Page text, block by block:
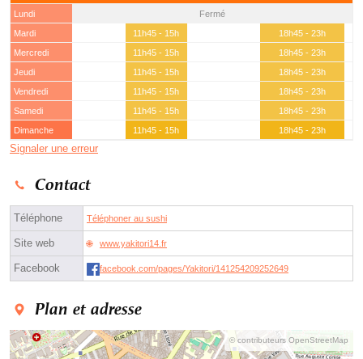
Lundi
Fermé
Mardi
11h45 - 15h
18h45 - 23h
Mercredi
11h45 - 15h
18h45 - 23h
Jeudi
11h45 - 15h
18h45 - 23h
Vendredi
11h45 - 15h
18h45 - 23h
Samedi
11h45 - 15h
18h45 - 23h
Dimanche
11h45 - 15h 18h45 - 23h
Signaler une erreur
Contact
Téléphone Téléphoner au sushi
Site web www.yakitori14.fr
Facebook facebook.com/pages/Yakitori/141254209252649
Plan et adresse
© contributeurs OpenStreetMap